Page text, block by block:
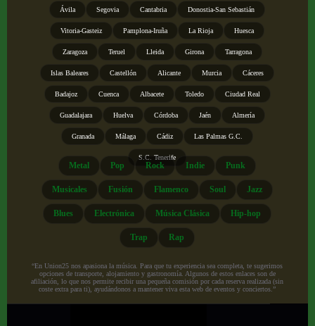
Ávila Segovia Cantabria Donostia-San Sebastián
Vitoria-Gasteiz Pamplona-Iruña La Rioja Huesca
Zaragoza Teruel Lleida Girona Tarragona
Islas Baleares Castellón Alicante Murcia Cáceres
Badajoz Cuenca Albacete Toledo Ciudad Real
Guadalajara Huelva Córdoba Jaén Almería
Granada Málaga Cádiz Las Palmas G.C.
S.C. Tenerife
Metal Pop Rock Indie Punk
Musicales Fusión Flamenco Soul Jazz
Blues Electrónica Música Clásica Hip-hop
Trap Rap
“En Union25 nos apasiona la música. Para que tu experiencia sea completa, te sugerimos
opciones de transporte, alojamiento y gastronomía. Algunos de estos enlaces son de
afiliación, lo que nos permite recibir una pequeña comisión por cada reserva realizada (sin
coste extra para ti), ayudándonos a mantener viva esta web de eventos y conciertos.”